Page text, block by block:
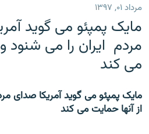
مرداد ۰۱, ۱۳۹۷
مایک پمپئو می گوید
مردم ایران را می شنود
می کند
مایک پمپئو می گوید آمریکا صدای
از آنها حمایت می کند